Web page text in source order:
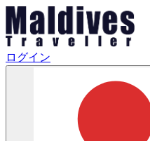
ログイン